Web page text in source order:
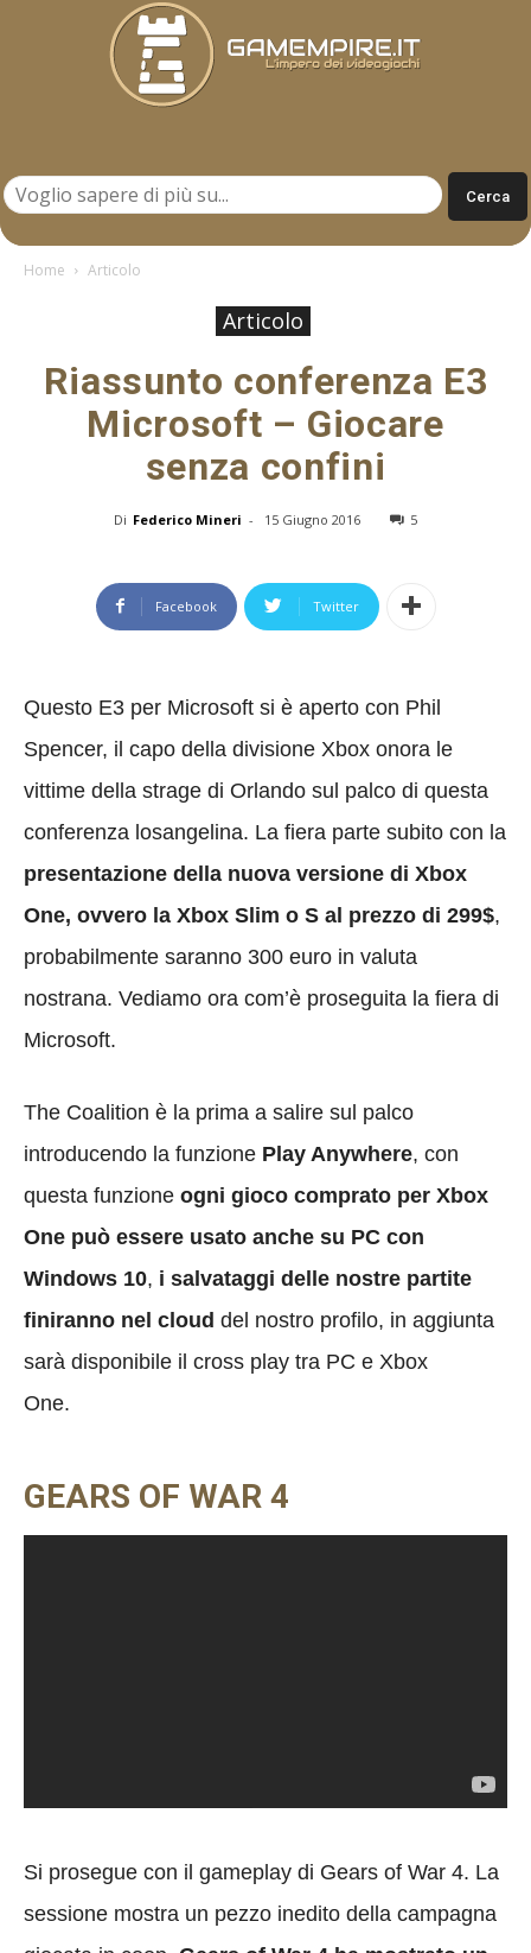
Home Articolo
Articolo
Riassunto conferenza E3
Microsoft – Giocare
senza confini
Di Federico Mineri - 15 Giugno 2016 5
Facebook Twitter
Questo E3 per Microsoft si è aperto con Phil
Spencer, il capo della divisione Xbox onora le
vittime della strage di Orlando sul palco di questa
conferenza losangelina. La fiera parte subito con la
presentazione della nuova versione di Xbox
One, ovvero la Xbox Slim o S al prezzo di 299$,
probabilmente saranno 300 euro in valuta
nostrana. Vediamo ora com’è proseguita la fiera di
Microsoft.
The Coalition è la prima a salire sul palco
introducendo la funzione Play Anywhere, con
questa funzione ogni gioco comprato per Xbox
One può essere usato anche su PC con
Windows 10, i salvataggi delle nostre partite
finiranno nel cloud del nostro profilo, in aggiunta
sarà disponibile il cross play tra PC e Xbox
One.
GEARS OF WAR 4
Si prosegue con il gameplay di Gears of War 4. La
sessione mostra un pezzo inedito della campagna